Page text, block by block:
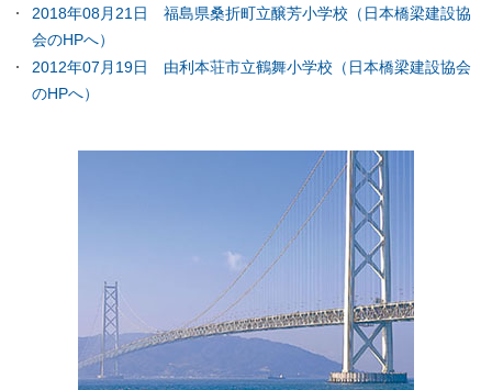
2018年08月21日 福島県桑折町立醸芳小学校（日本橋梁建設協
会のHPへ）
2012年07月19日 由利本荘市立鶴舞小学校（日本橋梁建設協会
のHPへ）